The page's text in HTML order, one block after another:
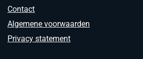
Contact
Algemene voorwaarden
Privacy statement